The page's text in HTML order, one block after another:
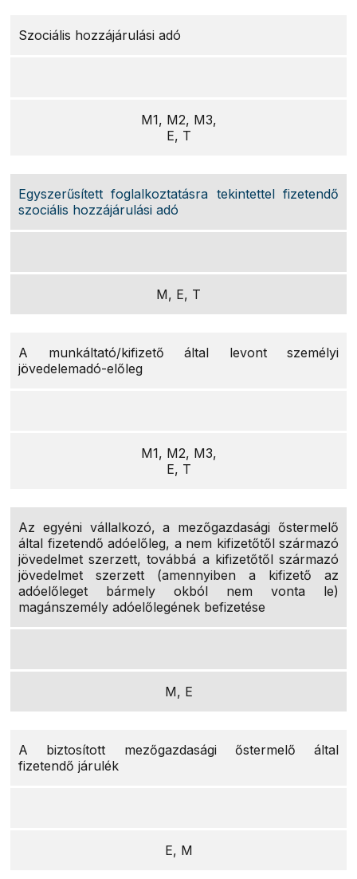
Szociális hozzájárulási adó
M1, M2, M3,
E, T
Egyszerűsített foglalkoztatásra tekintettel fizetendő
szociális hozzájárulási adó
M, E, T
A munkáltató/kifizető által levont személyi
jövedelemadó-előleg
M1, M2, M3,
E, T
Az egyéni vállalkozó, a mezőgazdasági őstermelő
által fizetendő adóelőleg, a nem kifizetőtől származó
jövedelmet szerzett, továbbá a kifizetőtől származó
jövedelmet szerzett (amennyiben a kifizető az
adóelőleget bármely okból nem vonta le)
magánszemély adóelőlegének befizetése
M, E
A biztosított mezőgazdasági őstermelő által
fizetendő járulék
E, M